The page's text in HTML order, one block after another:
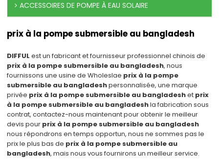
ACCESSOIRES DE POMPE À EAU SOLAIRE
prix à la pompe submersible au bangladesh
DIFFUL est un fabricant et fournisseur professionnel chinois de
prix à la pompe submersible au bangladesh, nous
fournissons une usine de Wholeslae prix à la pompe
submersible au bangladeshpersonnalisée, une marque
privée prix à la pompe submersible au bangladeshet prix
à la pompe submersible au bangladeshla fabrication sous
contrat, contactez-nous maintenant pour obtenir le meilleur
devis pour prix à la pompe submersible au bangladesh
nous répondrons en temps opportun, nous ne sommes pas le
prix le plus bas de prix à la pompe submersible au
bangladesh, mais nous vous fournirons un meilleur service.